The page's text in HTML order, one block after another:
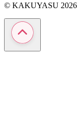
© KAKUYASU